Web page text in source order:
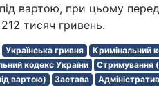
вартою, при цьому
тисяч гривень.
Українська гривня
Кримінальний
кодекс України
Стримування
вартою)
Застава